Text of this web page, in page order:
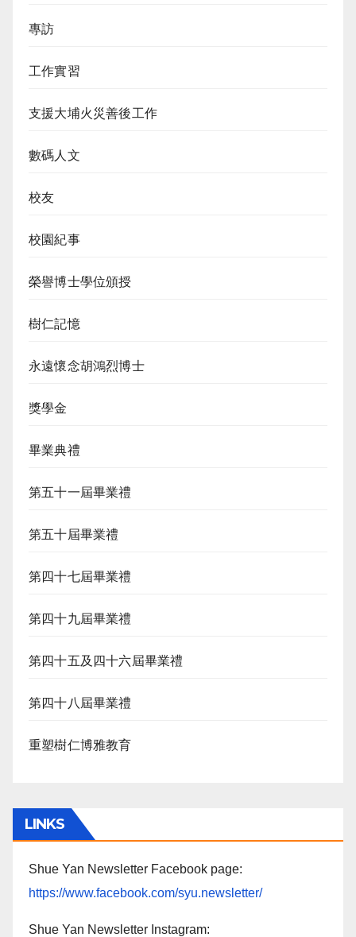
專訪
工作實習
支援大埔火災善後工作
數碼人文
校友
校園紀事
榮譽博士學位頒授
樹仁記憶
永遠懷念胡鴻烈博士
獎學金
畢業典禮
第五十一屆畢業禮
第五十屆畢業禮
第四十七屆畢業禮
第四十九屆畢業禮
第四十五及四十六屆畢業禮
第四十八屆畢業禮
重塑樹仁博雅教育
LINKS
Shue Yan Newsletter Facebook page:
https://www.facebook.com/syu.newsletter/
Shue Yan Newsletter Instagram: